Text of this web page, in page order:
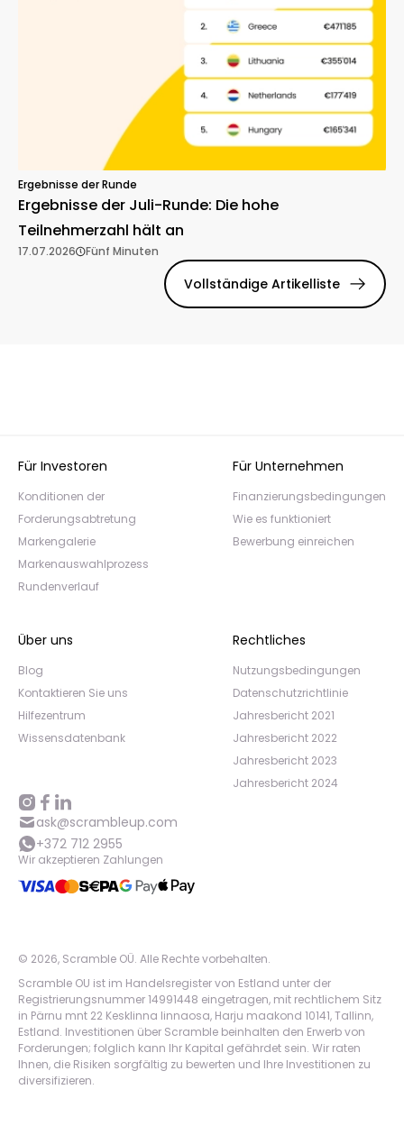
Ergebnisse der Runde
Ergebnisse der Juli-Runde: Die hohe
Teilnehmerzahl hält an
17.07.2026 Fünf Minuten
Vollständige Artikelliste
Für Investoren
Konditionen der
Forderungsabtretung
Markengalerie
Markenauswahlprozess
Rundenverlauf
Für Unternehmen
Finanzierungsbedingungen
Wie es funktioniert
Bewerbung einreichen
Über uns
Blog
Kontaktieren Sie uns
Hilfezentrum
Wissensdatenbank
Rechtliches
Nutzungsbedingungen
Datenschutzrichtlinie
Jahresbericht 2021
Jahresbericht 2022
Jahresbericht 2023
Jahresbericht 2024
ask@scrambleup.com
+372 712 2955
Wir akzeptieren Zahlungen
© 2026, Scramble OÜ. Alle Rechte vorbehalten.
Scramble OU ist im Handelsregister von Estland unter der
Registrierungsnummer 14991448 eingetragen, mit rechtlichem Sitz
in Pärnu mnt 22 Kesklinna linnaosa, Harju maakond 10141, Tallinn,
Estland. Investitionen über Scramble beinhalten den Erwerb von
Forderungen; folglich kann Ihr Kapital gefährdet sein. Wir raten
Ihnen, die Risiken sorgfältig zu bewerten und Ihre Investitionen zu
diversifizieren.